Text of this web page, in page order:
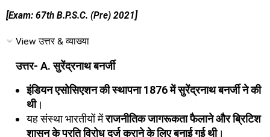
[Exam: 67th B.P.S.C. (Pre) 2021]
View उत्तर & व्याख्या
उत्तर- A. सुरेंद्रनाथ बनर्जी
इंडियन एसोसिएशन की स्थापना 1876 में सुरेंद्रनाथ बनर्जी ने की
थी।
यह संस्था भारतीयों मेंराजनीतिक जागरूकता फैलाने और ब्रिटिश
शासन के प्रति विरोध दर्ज कराने के लिए बनाई गई थी।